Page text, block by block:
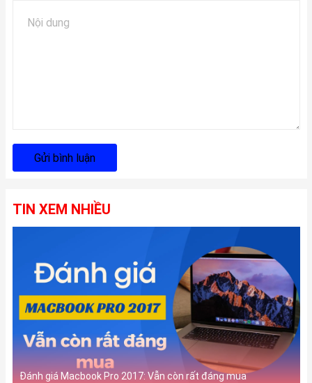
Gửi bình luận
TIN XEM NHIỀU
Đánh giá Macbook Pro 2017: Vẫn còn rất đáng mua